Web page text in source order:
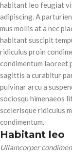
habitant leo feugiat
adipiscing. A
mus mollis at a nec
habitant suscipit
ridiculus proin
condimentum laoreet
sagittis a curabitur
pulvinar arcu a
sociosqu himenaeos
scelerisque ridiculus
condimentum.
Habitant leo
Ullamcorper